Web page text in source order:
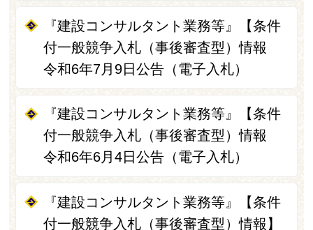
『建設コンサルタント業務等』【条件
付一般競争入札（事後審査型）情報
令和6年7月9日公告（電子入札）
『建設コンサルタント業務等』【条件
付一般競争入札（事後審査型）情報
令和6年6月4日公告（電子入札）
『建設コンサルタント業務等』【条件
付一般競争入札（事後審査型）情報】